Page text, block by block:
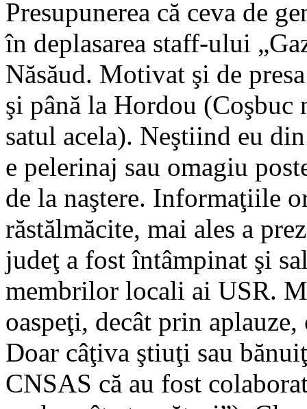
Presupunerea că ceva de
în deplasarea staff-ului
Năsăud. Motivat şi de
şi până la Hordou (Coşbuc
satul acela). Neştiind eu
e pelerinaj sau omagiu
de la naştere. Informaţiile
răstălmăcite, mai ales a
judeţ a fost întâmpinat şi
membrilor locali ai USR.
oaspeţi, decât prin
Doar câţiva ştiuţi sau
CNSAS că au fost